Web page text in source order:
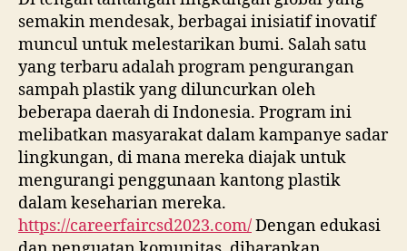
semakin mendesak, berbagai inisiatif inovatif
muncul untuk melestarikan bumi. Salah satu
yang terbaru adalah program pengurangan
sampah plastik yang diluncurkan oleh
beberapa daerah di Indonesia. Program ini
melibatkan masyarakat dalam kampanye sadar
lingkungan, di mana mereka diajak untuk
mengurangi penggunaan kantong plastik
dalam keseharian mereka.
https://careerfaircsd2023.com/Dengan edukasi